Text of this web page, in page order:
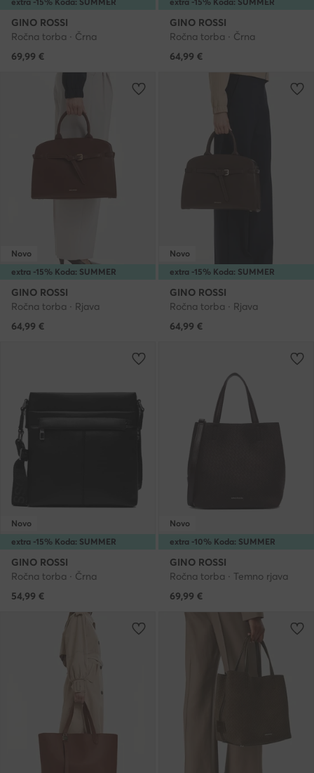
GINO ROSSI
Ročna torba · Črna
69,99 €
GINO ROSSI
Ročna torba · Črna
64,99 €
extra -15% Koda: SUMMER
Novo
GINO ROSSI
Ročna torba · Rjava
64,99 €
extra -15% Koda: SUMMER
Novo
GINO ROSSI
Ročna torba · Rjava
64,99 €
extra -15% Koda: SUMMER
Novo
GINO ROSSI
Ročna torba · Črna
54,99 €
extra -10% Koda: SUMMER
Novo
GINO ROSSI
Ročna torba · Temno rjava
69,99 €